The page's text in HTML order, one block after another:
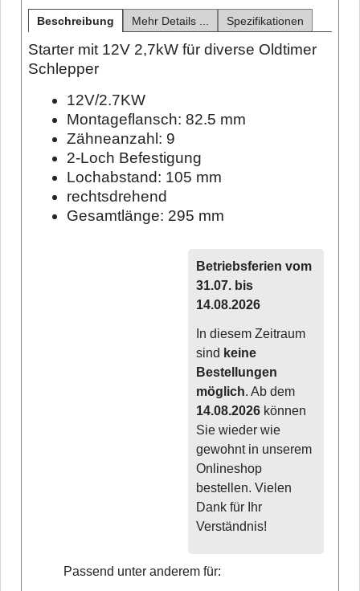
Beschreibung Mehr Details ... Spezifikationen
Starter mit 12V 2,7kW für diverse Oldtimer
Schlepper
12V/2.7KW
Montageflansch: 82.5 mm
Zähneanzahl: 9
2-Loch Befestigung
Lochabstand: 105 mm
rechtsdrehend
Gesamtlänge: 295 mm
Betriebsferien vom
31.07. bis
14.08.2026
In diesem Zeitraum
sind keine
Bestellungen
möglich. Ab dem
14.08.2026 können
Sie wieder wie
gewohnt in unserem
Onlineshop
bestellen. Vielen
Dank für Ihr
Verständnis!
Passend unter anderem für: